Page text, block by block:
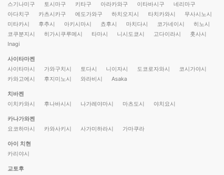
스기나미구
토시마구 키타구 아라카와구 이타바시구
네리마구
아다치구
카츠시카구 에도가와구 하치오지시 타치카와시
무사시노시
미타카시
후추시 아키시마시 쵸후시 마치다시 코가네이시
히노시
코쿠분지시
히가시쿠루메시 타마시 니시도쿄시 고다이라시
훗사시
Inagi
사이타마켄
사이타마시
가와구치시 토다시 니이자시 도코로자와시
코시가야시
카와고에시
후지미노시 와라비시 Asaka
치바켄
이치카와시
후나바시시 나가레야마시 마츠도시 야치요시
카나가와켄
요코하마시
카와사키시 사가미하라시 가마쿠라
아이 치현
카리야시
교토후